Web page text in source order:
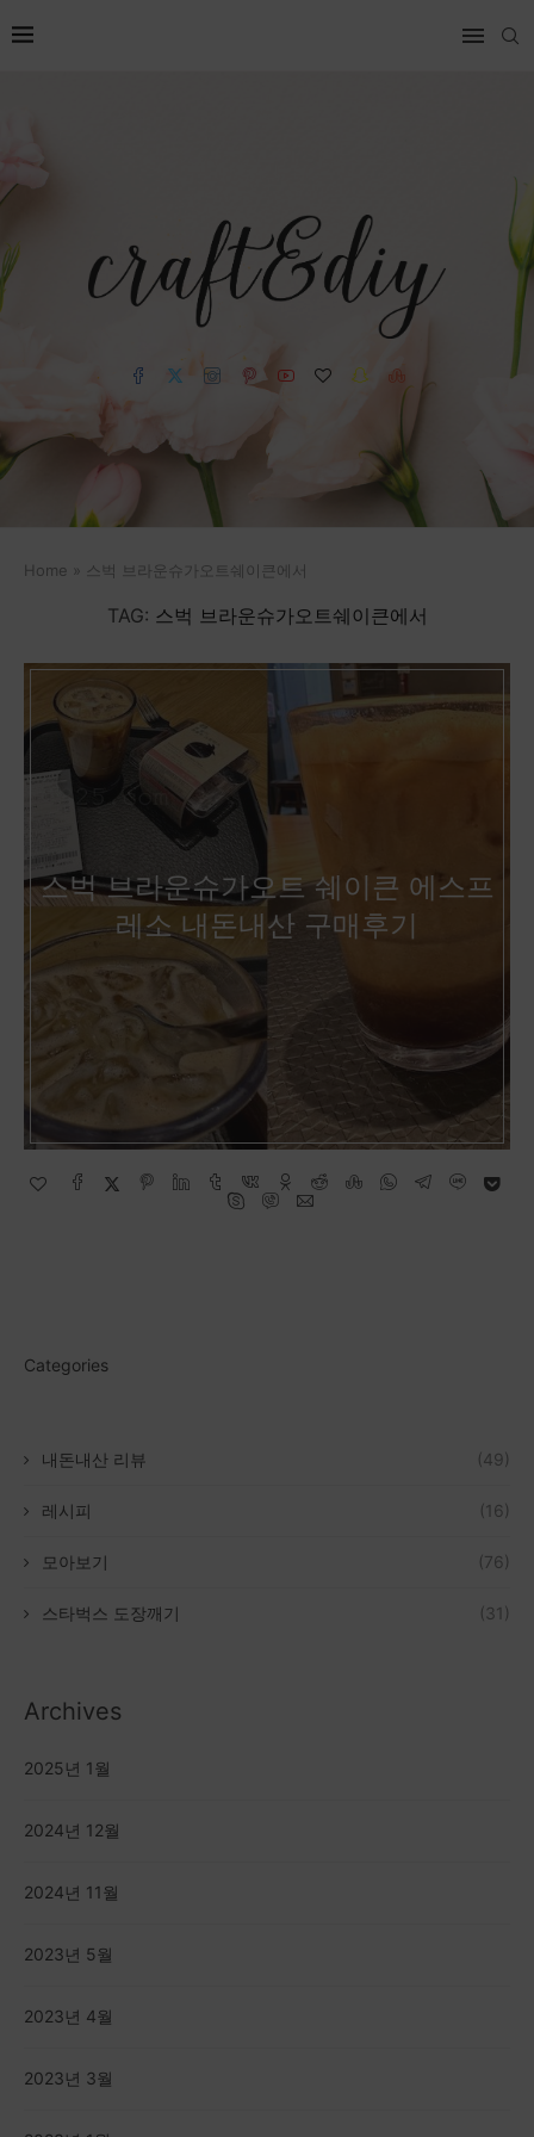
Home » 스벅 브라운슈가오트쉐이큰에서
TAG: 스벅 브라운슈가오트쉐이큰에서
스벅 브라운슈가오트 쉐이큰 에스프
레소 내돈내산 구매후기
Categories
내돈내산 리뷰 (49)
레시피 (16)
모아보기 (76)
스타벅스 도장깨기 (31)
Archives
2025년 1월
2024년 12월
2024년 11월
2023년 5월
2023년 4월
2023년 3월